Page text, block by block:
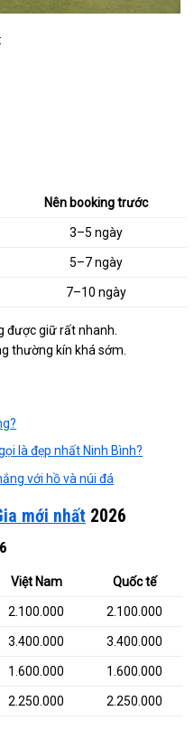
Nên booking trước
3–5 ngày
5–7 ngày
7–10 ngày
được giữ rất nhanh.
thường kín khá sớm.
là đẹp nhất Ninh Bình?
với hồ và núi đá
mới nhất 2026
Việt Nam Quốc tế
2.100.000 2.100.000
3.400.000 3.400.000
1.600.000 1.600.000
2.250.000 2.250.000